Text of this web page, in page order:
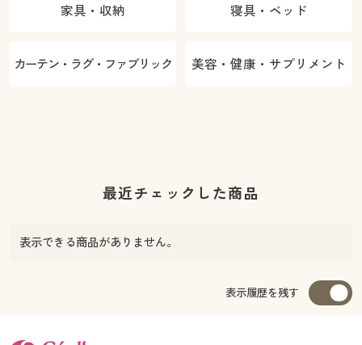
家具・収納 寝具・ベッド
カーテン・ラグ・ファブリック 美容・健康・サプリメント
最近チェックした商品
表示できる商品がありません。
表示履歴を残す